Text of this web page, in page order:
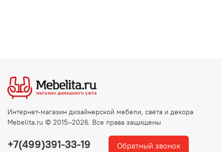
+7(499)391-33-19 Обратный звонок
Интернет-магазин дизайнерской мебели, света и декора
Mebelita.ru © 2015–2026. Все права защищены